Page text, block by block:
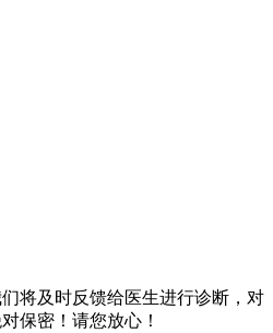
将及时反馈给医生进行诊断，对
保密！请您放心！